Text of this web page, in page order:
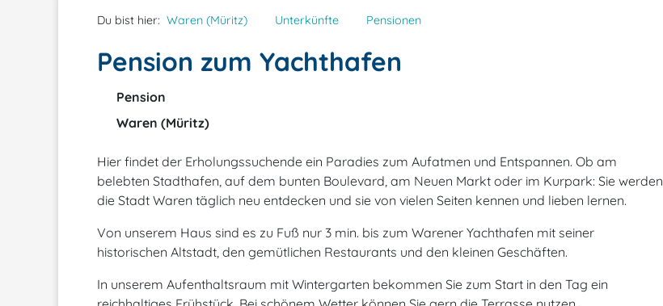
Du bist hier: Waren (Müritz) Unterkünfte Pensionen
Pension zum Yachthafen
Pension
Waren (Müritz)
Hier findet der Erholungssuchende ein Paradies zum Aufatmen und Entspannen. Ob am
belebten Stadthafen, auf dem bunten Boulevard, am Neuen Markt oder im Kurpark: Sie werden
die Stadt Waren täglich neu entdecken und sie von vielen Seiten kennen und lieben lernen.
Von unserem Haus sind es zu Fuß nur 3 min. bis zum Warener Yachthafen mit seiner
historischen Altstadt, den gemütlichen Restaurants und den kleinen Geschäften.
In unserem Aufenthaltsraum mit Wintergarten bekommen Sie zum Start in den Tag ein